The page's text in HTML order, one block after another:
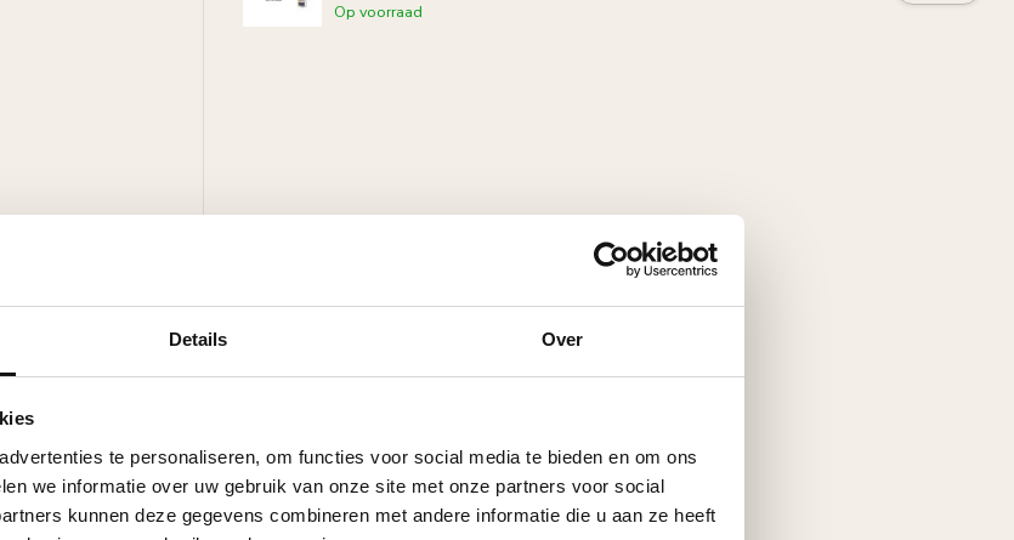
Details Over
te personaliseren, om functies voor social media te bieden en om ons
we informatie over uw gebruik van onze site met onze partners voor social
kunnen deze gegevens combineren met andere informatie die u aan ze heeft
latex of muurverf
Op voorraad